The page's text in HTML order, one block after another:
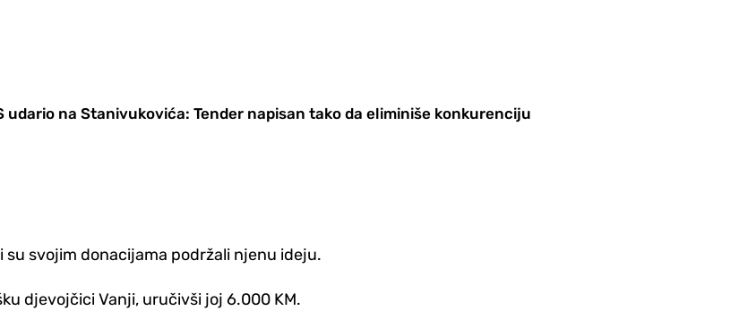
udario na Stanivukovića: Tender napisan tako da eliminiše konkurenciju
svojim donacijama podržali njenu ideju.
djevojčici Vanji, uručivši joj 6.000 KM.